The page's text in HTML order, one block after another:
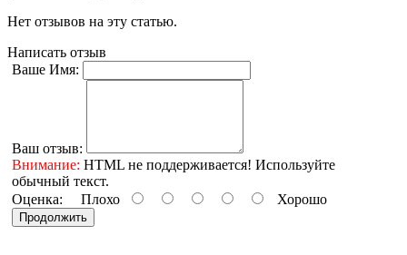
Нет отзывов на эту статью.
Написать отзыв
Ваше Имя:
Ваш отзыв:
Внимание: HTML не поддерживается! Используйте
обычный текст.
Оценка: Плохо Хорошо
Продолжить